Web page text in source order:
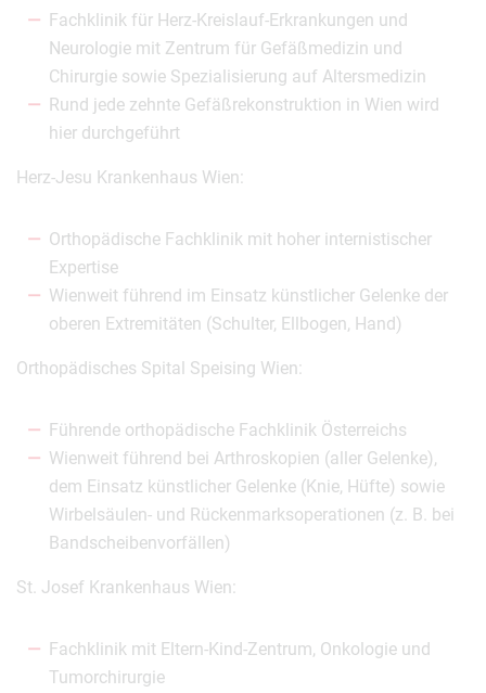
Fachklinik für Herz-Kreislauf-Erkrankungen und
Neurologie mit Zentrum für Gefäßmedizin und
Chirurgie sowie Spezialisierung auf Altersmedizin
Rund jede zehnte Gefäßrekonstruktion in Wien wird
hier durchgeführt
Herz-Jesu Krankenhaus Wien:
Orthopädische Fachklinik mit hoher internistischer
Expertise
Wienweit führend im Einsatz künstlicher Gelenke der
oberen Extremitäten (Schulter, Ellbogen, Hand)
Orthopädisches Spital Speising Wien:
Führende orthopädische Fachklinik Österreichs
Wienweit führend bei Arthroskopien (aller Gelenke),
dem Einsatz künstlicher Gelenke (Knie, Hüfte) sowie
Wirbelsäulen- und Rückenmarksoperationen (z. B. bei
Bandscheibenvorfällen)
St. Josef Krankenhaus Wien:
Fachklinik mit Eltern-Kind-Zentrum, Onkologie und
Tumorchirurgie